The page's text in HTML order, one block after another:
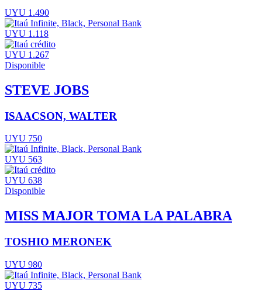
UYU 1.490
UYU 1.118
UYU 1.267
Disponible
STEVE JOBS
ISAACSON, WALTER
UYU 750
UYU 563
UYU 638
Disponible
MISS MAJOR TOMA LA PALABRA
TOSHIO MERONEK
UYU 980
UYU 735